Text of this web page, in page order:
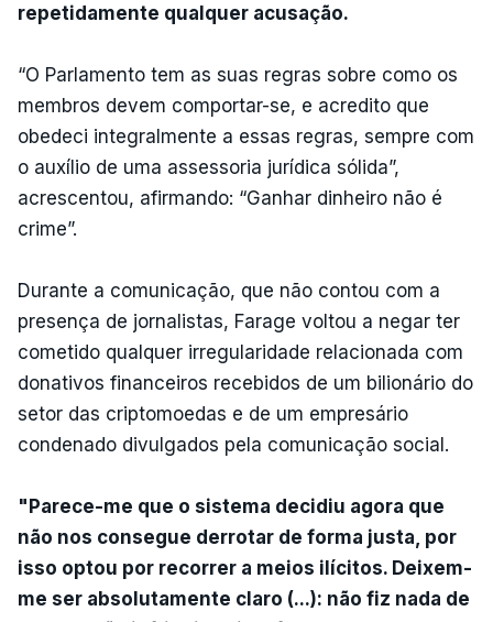
repetidamente qualquer acusação.
“O Parlamento tem as suas regras sobre como os
membros devem comportar-se, e acredito que
obedeci integralmente a essas regras, sempre com
o auxílio de uma assessoria jurídica sólida”,
acrescentou, afirmando: “Ganhar dinheiro não é
crime”.
Durante a comunicação, que não contou com a
presença de jornalistas, Farage voltou a negar ter
cometido qualquer irregularidade relacionada com
donativos financeiros recebidos de um bilionário do
setor das criptomoedas e de um empresário
condenado divulgados pela comunicação social.
"Parece-me que o sistema decidiu agora que
não nos consegue derrotar de forma justa, por
isso optou por recorrer a meios ilícitos. Deixem-
me ser absolutamente claro (...): não fiz nada de